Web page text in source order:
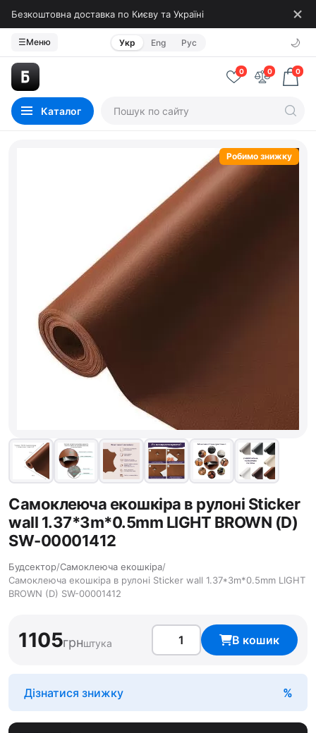
Безкоштовна доставка по Києву та Україні
☰Меню Укр Eng Рус 🌙
Каталог
0 0 0
Робимо знижку
Самоклеюча екошкіра в рулоні Sticker
wall 1.37*3m*0.5mm LIGHT BROWN (D)
SW-00001412
Будсектор/Самоклеюча екошкіра/
Самоклеюча екошкіра в рулоні Sticker wall 1.37*3m*0.5mm LIGHT
BROWN (D) SW-00001412
1105грнштука В кошик
Дізнатися знижку